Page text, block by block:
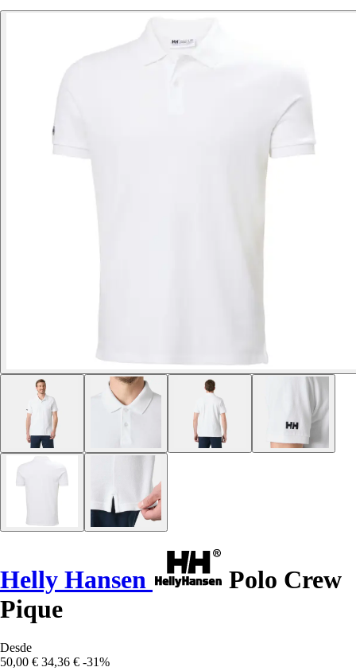
Helly Hansen
Polo Crew
Pique
Desde
50,00 € 34,36 € -31%